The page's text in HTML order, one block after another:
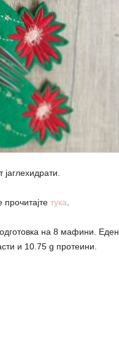
тука
на 8 мафини. Еден
и 10.75 g протеини.